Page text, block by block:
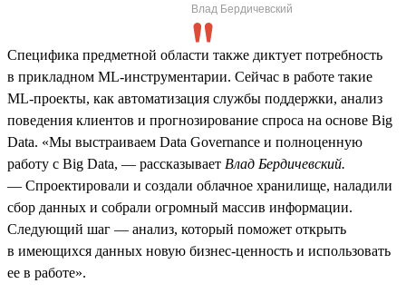
Влад Бердичевский
Специфика предметной области также диктует потребность
в прикладном ML‑инструментарии. Сейчас в работе такие
ML‑проекты, как автоматизация службы поддержки, анализ
поведения клиентов и прогнозирование спроса на основе Big
Data. «Мы выстраиваем Data Governance и полноценную
работу с Big Data, — рассказывает Влад Бердичевский.
— Спроектировали и создали облачное хранилище, наладили
сбор данных и собрали огромный массив информации.
Следующий шаг — анализ, который поможет открыть
в имеющихся данных новую бизнес-ценность и использовать
ее в работе».